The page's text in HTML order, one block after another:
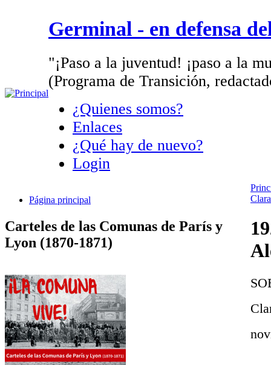
Germinal - en defensa
"¡Paso a la juventud! ¡paso a la
(Programa de Transición,
¿Quienes somos?
Enlaces
¿Qué hay de nuevo?
Login
Página principal
Carteles de las Comunas de París y
Lyon (1870-1871)